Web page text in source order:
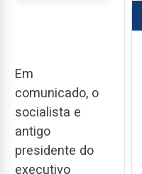
Em
comunicado, o
socialista e
antigo
presidente do
executivo